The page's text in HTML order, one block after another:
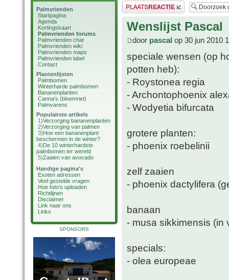
Palmvrienden
Startpagina
Agenda
Kortingskaart
Palmvrienden forums
Palmvrienden chat
Palmvrienden wiki
Palmvrienden maps
Palmvrienden label
Contact
Plantenlijsten
Palmbomen
Winterharde palmbomen
Bananenplanten
Canna's (bloemriet)
Palmvarens
Populairste artikels
1)Verzorging bananenplanten
2)Verzorging van palmen
3)Hoe een bananenplant
beschermen in de winter?
4)De 10 winterhardste
palmbomen ter wereld
5)Zaaien van avocado
Handige pagina's
Exoten adressen
Veel gestelde vragen
Hoe foto's uploaden
Richtlijnen
Disclaimer
Link naar ons
Links
SPONSORS
Plaats een reactie
Wenslijst Pascal
door pascal op 30 jun 2010
speciale wensen (op
potten heb):
- Roystonea regia
- Archontophoenix
- Wodyetia bifurcata
grotere planten:
- phoenix roebelinii
zelf zaaien
- phoenix dactylifera
banaan
- musa sikkimensis (in
specials:
- olea europeae